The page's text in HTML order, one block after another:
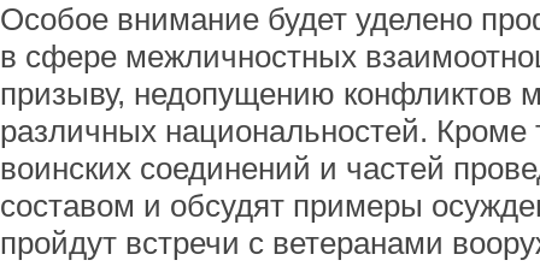
Особое внимание будет уделено
в сфере межличностных
призыву, недопущению конфликтов
различных национальностей. Кроме
воинских соединений и частей
составом и обсудят примеры
пройдут встречи с ветеранами